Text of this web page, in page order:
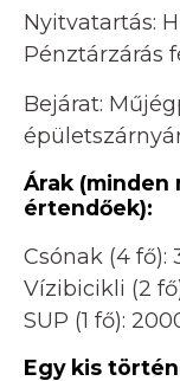
Nyitvatartás:
Pénztárzárás
Bejárat:
Árak
értendőek):
Csónak (4 fő):
Vízibicikli (2
SUP (1 fő):
Egy kis